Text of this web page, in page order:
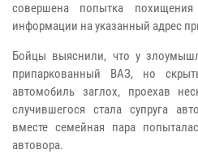
совершена попытка
информации на указанный адрес
Бойцы выяснили, что у
припаркованный ВАЗ, но
автомобиль заглох, проехав
случившегося стала супруга
вместе семейная пара
автовора.